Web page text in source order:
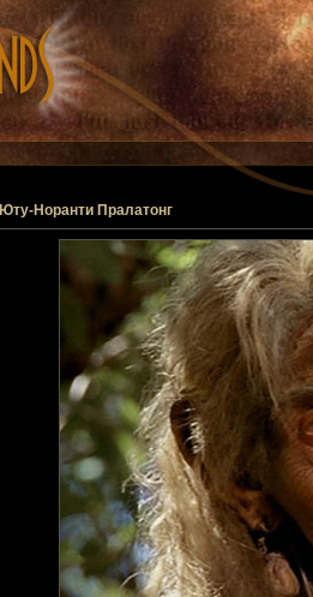
Юту-Норанти Пралатонг